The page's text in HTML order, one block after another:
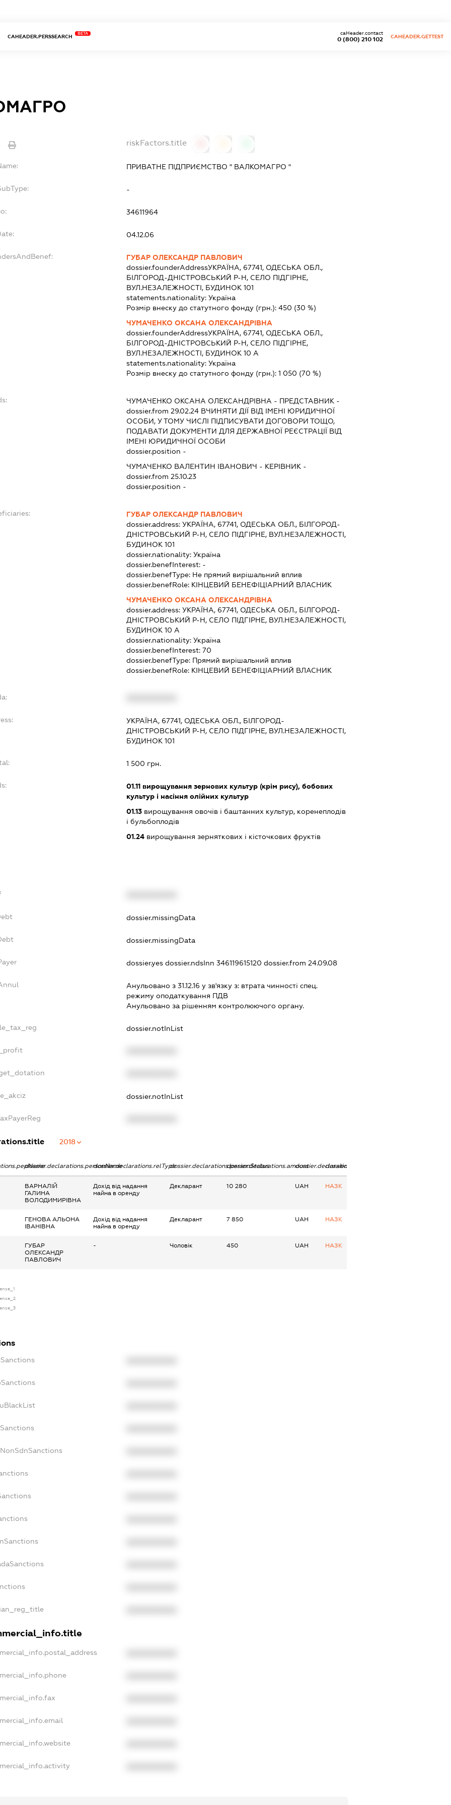
CAHEADER.PERSSEARCH
BETA
0 (800) 210 102
caHeader.contact
CAHEADER.GETTEST
riskFactors.title
ПРИВАТНЕ ПІДПРИЄМСТВО " ВАЛКОМАГРО "
-
34611964
04.12.06
ГУБАР ОЛЕКСАНДР ПАВЛОВИЧ
dossier.founderAddressУКРАЇНА, 67741, ОДЕСЬКА ОБЛ.,
БІЛГОРОД-ДНІСТРОВСЬКИЙ Р-Н, СЕЛО ПІДГІРНЕ,
ВУЛ.НЕЗАЛЕЖНОСТІ, БУДИНОК 101
statements.nationality:Україна
Розмір внеску до статутного фонду (грн.):450 (30 %)
ЧУМАЧЕНКО ОКСАНА ОЛЕКСАНДРІВНА
dossier.founderAddressУКРАЇНА, 67741, ОДЕСЬКА ОБЛ.,
БІЛГОРОД-ДНІСТРОВСЬКИЙ Р-Н, СЕЛО ПІДГІРНЕ,
ВУЛ.НЕЗАЛЕЖНОСТІ, БУДИНОК 10 А
statements.nationality:Україна
Розмір внеску до статутного фонду (грн.):1 050 (70 %)
ЧУМАЧЕНКО ОКСАНА ОЛЕКСАНДРІВНА - ПРЕДСТАВНИК -
dossier.from 29.02.24 ВЧИНЯТИ ДІЇ ВІД ІМЕНІ ЮРИДИЧНОЇ
ОСОБИ, У ТОМУ ЧИСЛІ ПІДПИСУВАТИ ДОГОВОРИ ТОЩО,
ПОДАВАТИ ДОКУМЕНТИ ДЛЯ ДЕРЖАВНОЇ РЕЄСТРАЦІЇ ВІД
ІМЕНІ ЮРИДИЧНОЇ ОСОБИ
dossier.position -
ЧУМАЧЕНКО ВАЛЕНТИН ІВАНОВИЧ - КЕРІВНИК -
dossier.from 25.10.23
dossier.position -
ГУБАР ОЛЕКСАНДР ПАВЛОВИЧ
dossier.address:УКРАЇНА, 67741, ОДЕСЬКА ОБЛ., БІЛГОРОД-
ДНІСТРОВСЬКИЙ Р-Н, СЕЛО ПІДГІРНЕ, ВУЛ.НЕЗАЛЕЖНОСТІ,
БУДИНОК 101
dossier.nationality:Україна
dossier.benefInterest: -
dossier.benefType: Не прямий вирішальний вплив
dossier.benefRole: КІНЦЕВИЙ БЕНЕФІЦІАРНИЙ ВЛАСНИК
ЧУМАЧЕНКО ОКСАНА ОЛЕКСАНДРІВНА
dossier.address:УКРАЇНА, 67741, ОДЕСЬКА ОБЛ., БІЛГОРОД-
ДНІСТРОВСЬКИЙ Р-Н, СЕЛО ПІДГІРНЕ, ВУЛ.НЕЗАЛЕЖНОСТІ,
БУДИНОК 10 А
dossier.nationality:Україна
dossier.benefInterest:70
dossier.benefType: Прямий вирішальний вплив
dossier.benefRole: КІНЦЕВИЙ БЕНЕФІЦІАРНИЙ ВЛАСНИК
УКРАЇНА, 67741, ОДЕСЬКА ОБЛ., БІЛГОРОД-
ДНІСТРОВСЬКИЙ Р-Н, СЕЛО ПІДГІРНЕ, ВУЛ.НЕЗАЛЕЖНОСТІ,
БУДИНОК 101
1 500 грн.
01.11 вирощування зернових культур (крім рису), бобових
культур і насіння олійних культур
01.13 вирощування овочів і баштанних культур, коренеплодів
і бульбоплодів
01.24 вирощування зерняткових і кісточкових фруктів
dossier.missingData
dossier.missingData
dossier.yesdossier.ndsInn 346119615120dossier.from 24.09.08
Анульовано з 31.12.16 у зв'язку з: втрата чинностi спец.
режиму оподаткування ПДВ
Анульовано за рiшенням контролюючого органу.
dossier.notInList
dossier.notInList
2018
dossier.declarations.personNamedossier.declarations.relTypedossier.declarations.personStatus
dossier.declarations.amountdossier.declarations.currency
dossier.declarations.source
ВАРНАЛІЙ
ГАЛИНА
ВОЛОДИМИРІВНА
Дохід від надання
майна в оренду
Декларант 10 280 UAH НАЗК
ГЕНОВА АЛЬОНА
ІВАНІВНА
Дохід від надання
майна в оренду
Декларант 7 850 UAH НАЗК
ГУБАР
ОЛЕКСАНДР
ПАВЛОВИЧ
- Чоловік 450 UAH НАЗК